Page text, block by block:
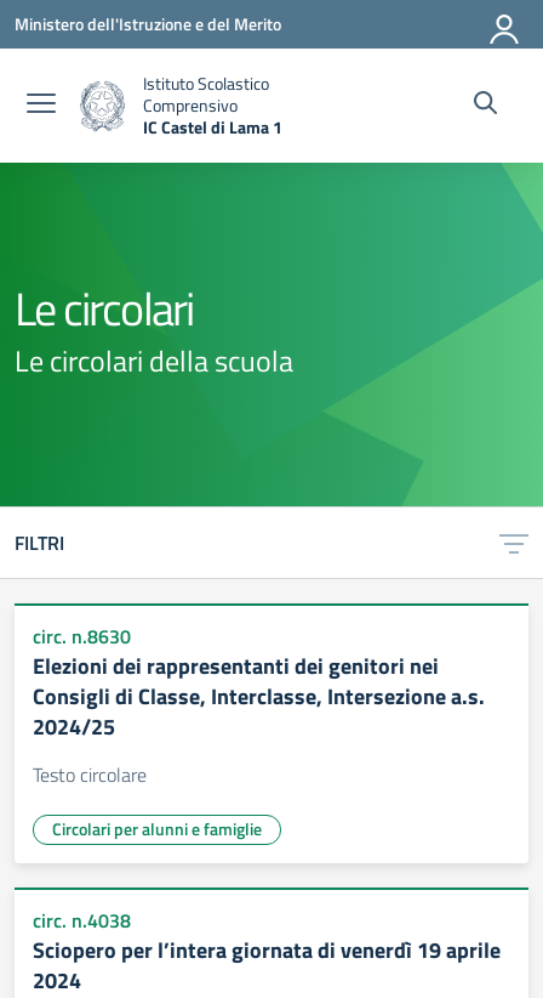
Vai ai contenuti
Vai al menu di navigazione
Vai al footer
Ministero dell'Istruzione e del Merito
Istituto Scolastico
Comprensivo
IC Castel di Lama 1
Le circolari
Le circolari della scuola
FILTRI
circ. n.8630
Elezioni dei rappresentanti dei genitori nei
Consigli di Classe, Interclasse, Intersezione a.s.
2024/25
Testo circolare
Circolari per alunni e famiglie
circ. n.4038
Sciopero per l’intera giornata di venerdì 19 aprile
2024